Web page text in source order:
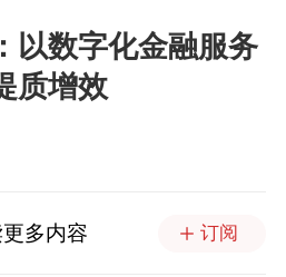
以数字化金融服务
质增效
多内容 订阅